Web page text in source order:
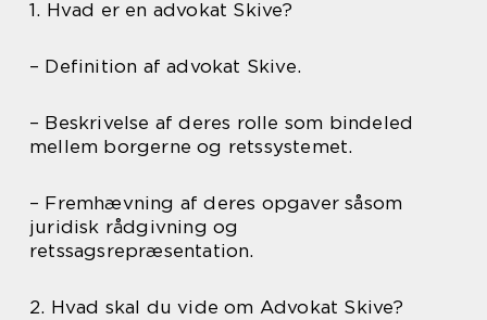
1. Hvad er en advokat Skive?
– Definition af advokat Skive.
– Beskrivelse af deres rolle som bindeled
mellem borgerne og retssystemet.
– Fremhævning af deres opgaver såsom
juridisk rådgivning og
retssagsrepræsentation.
2. Hvad skal du vide om Advokat Skive?